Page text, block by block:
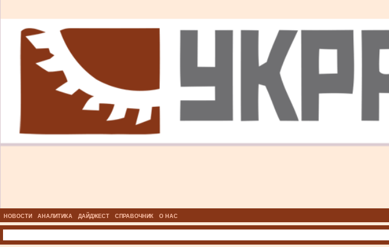
НОВОСТИ АНАЛИТИКА ДАЙДЖЕСТ СПРАВОЧНИК О НАС